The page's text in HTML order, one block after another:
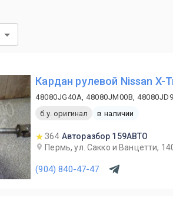
Кардан рулевой Nissan X-
48080JG40A, 48080JM00B,
б.у. оригинал
в наличии
364 Авторазбор 159АВТО
Пермь, ул. Сакко и Ванцетти,
(904) 840-47-47